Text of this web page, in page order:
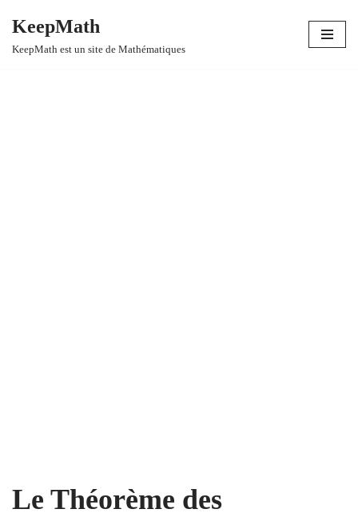
Aller
KeepMath
KeepMath est un site de Mathématiques
Le Théorème des